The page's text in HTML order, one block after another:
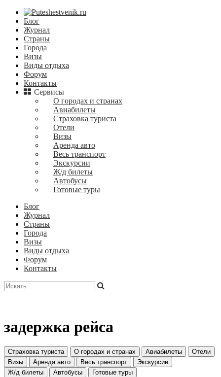
Блог
Журнал
Страны
Города
Визы
Виды отдыха
Форум
Контакты
Сервисы
О городах и странах
Авиабилеты
Страховка туриста
Отели
Визы
Аренда авто
Весь транспорт
Экскурсии
Ж/д билеты
Автобусы
Готовые туры
Блог
Журнал
Страны
Города
Визы
Виды отдыха
Форум
Контакты
задержка рейса
Страховка туриста О городах и странах Авиабилеты
Отели
Визы
Аренда авто Весь транспорт
Экскурсии
Ж/д билеты
Автобусы Готовые туры